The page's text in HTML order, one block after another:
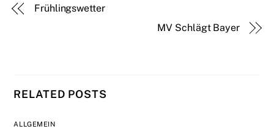
Frühlingswetter
MV Schlägt Bayer
RELATED POSTS
ALLGEMEIN